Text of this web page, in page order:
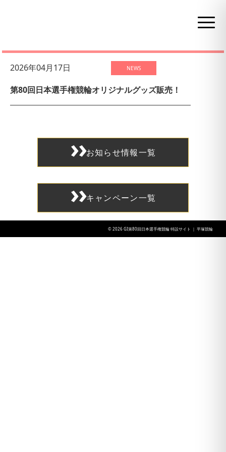
2026年04月17日 NEWS
第80回日本選手権競輪オリジナルグッズ販売！
お知らせ情報一覧
キャンペーン一覧
© 2026 GI第80回日本選手権競輪 特設サイト ｜ 平塚競輪